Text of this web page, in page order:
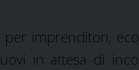
imprenditori,
in attesa di